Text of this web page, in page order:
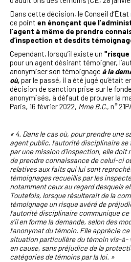
Dans cette décision, le Conseil
ce point en énonçant que
l’agent à même de prendre
d’inspection et desdits
Cependant, lorsqu’il existe un "risque
pour un agent désirant témoigner,
anonymiser son témoignage à la
où,par le passé, il a été jugé qu’était
décision de sanction prise sur le
anonymisés, à défaut de prouver la
Paris, 16 février 2022, Mme B.C., n°
« 4. Dans le cas où, pour prendre une
agent public, l'autorité disciplinaire se
par une mission d'inspection, elle doit
de prendre connaissance de celui-ci
relatives aux faits qui lui sont
témoignages recueillis par les
notamment ceux au regard desquels
Toutefois, lorsque résulterait de la
témoignage un risque avéré de
l'autorité disciplinaire communique
s'il en forme la demande, selon des
l'anonymat du témoin. Elle apprécie
situation particulière du témoin vis-à-
en cause, sans préjudice de la
catégories de témoins par la loi. »